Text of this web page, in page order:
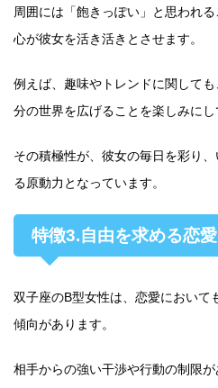
周囲には「飽きっぽい」と思われ
心が彼女を活き活きとさせます。
例えば、趣味やトレンドに関して
分の世界を広げることを楽しみにし
その積極性が、彼女の毎日を彩り
る原動力となっています。
特徴3.自由を求める恋
双子座のB型女性は、恋愛において
傾向があります。
相手からの強い干渉や行動の制限